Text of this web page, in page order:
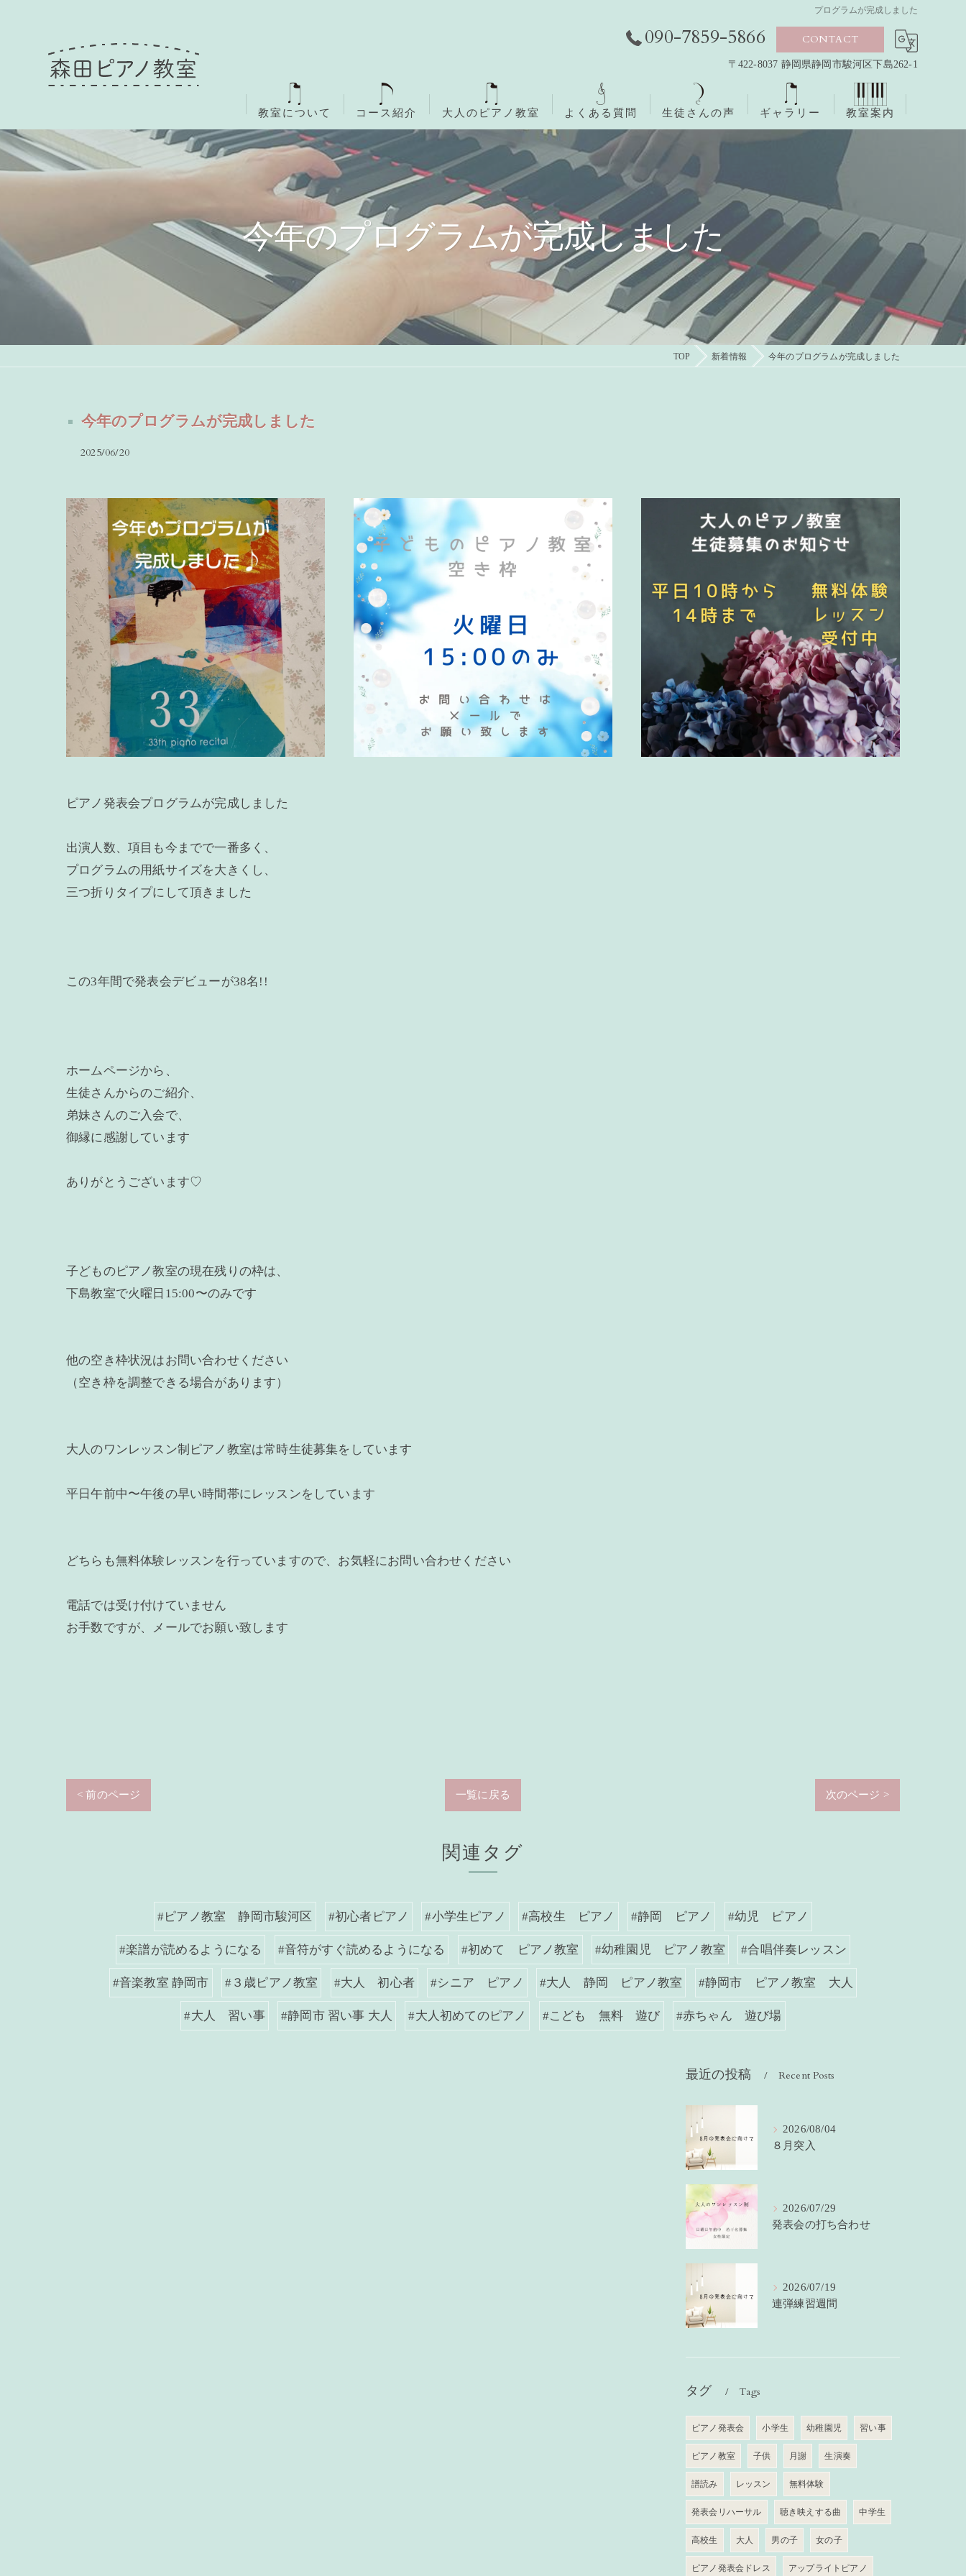
プログラムが完成しました
090-7859-5866 CONTACT
〒422-8037 静岡県静岡市駿河区下島262-1
教室について コース紹介
無料体験レッスン
ご入会までの流れ
大人のピアノ教室 よくある質問 生徒さんの声 ギャラリー 教室案内
今年のプログラムが完成しました
TOP 新着情報 今年のプログラムが完成しました
今年のプログラムが完成しました
2025/06/20
ピアノ発表会プログラムが完成しました
出演人数、項目も今までで一番多く、
プログラムの用紙サイズを大きくし、
三つ折りタイプにして頂きました
この3年間で発表会デビューが38名!!
ホームページから、
生徒さんからのご紹介、
弟妹さんのご入会で、
御縁に感謝しています
ありがとうございます♡
子どものピアノ教室の現在残りの枠は、
下島教室で火曜日15:00〜のみです
他の空き枠状況はお問い合わせください
（空き枠を調整できる場合があります）
大人のワンレッスン制ピアノ教室は常時生徒募集をしています
平日午前中〜午後の早い時間帯にレッスンをしています
どちらも無料体験レッスンを行っていますので、お気軽にお問い合わせください
電話では受け付けていません
お手数ですが、メールでお願い致します
< 前のページ 一覧に戻る 次のページ >
関連タグ
#ピアノ教室 静岡市駿河区 #初心者ピアノ #小学生ピアノ #高校生 ピアノ #静岡 ピアノ #幼児 ピアノ
#楽譜が読めるようになる #音符がすぐ読めるようになる #初めて ピアノ教室 #幼稚園児 ピアノ教室 #合唱伴奏レッスン
#音楽教室 静岡市 #３歳ピアノ教室 #大人 初心者 #シニア ピアノ #大人 静岡 ピアノ教室 #静岡市 ピアノ教室 大人
#大人 習い事 #静岡市 習い事 大人 #大人初めてのピアノ #こども 無料 遊び #赤ちゃん 遊び場
最近の投稿 Recent Posts
2026/08/04
８月突入
2026/07/29
発表会の打ち合わせ
2026/07/19
連弾練習週間
タグ Tags
ピアノ発表会 小学生 幼稚園児 習い事
ピアノ教室 子供 月謝 生演奏
譜読み レッスン 無料体験
発表会リハーサル 聴き映えする曲 中学生
高校生 大人 男の子 女の子
ピアノ発表会ドレス アップライトピアノ